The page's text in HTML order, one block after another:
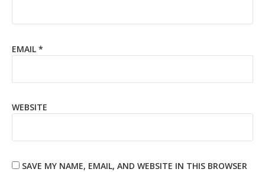
EMAIL *
WEBSITE
SAVE MY NAME, EMAIL, AND WEBSITE IN THIS BROWSER